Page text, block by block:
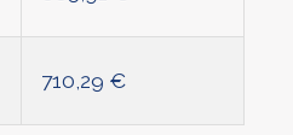
710,29 €